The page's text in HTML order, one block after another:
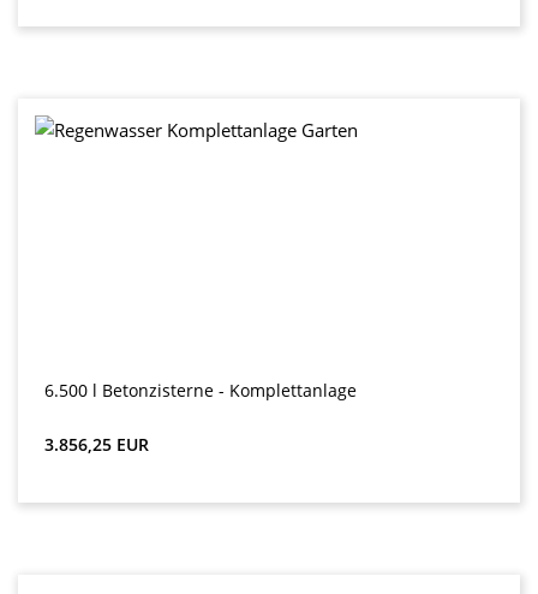
6.500 l Betonzisterne - Komplettanlage
Preț obișnuit:
3.856,25 EUR